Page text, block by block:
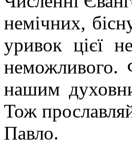
немічних,
уривок цієї
неможливого.
нашим
Тож
Павло.